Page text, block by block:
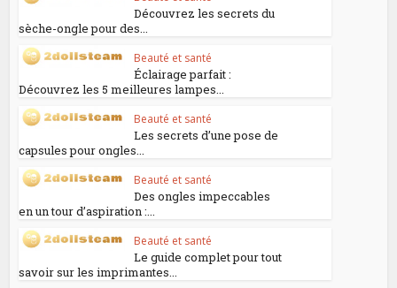
Découvrez les secrets du
sèche-ongle pour des...
Beauté et santé
Éclairage parfait :
Découvrez les 5 meilleures lampes...
Beauté et santé
Les secrets d’une pose de
capsules pour ongles...
Beauté et santé
Des ongles impeccables
en un tour d’aspiration :...
Beauté et santé
Le guide complet pour tout
savoir sur les imprimantes...